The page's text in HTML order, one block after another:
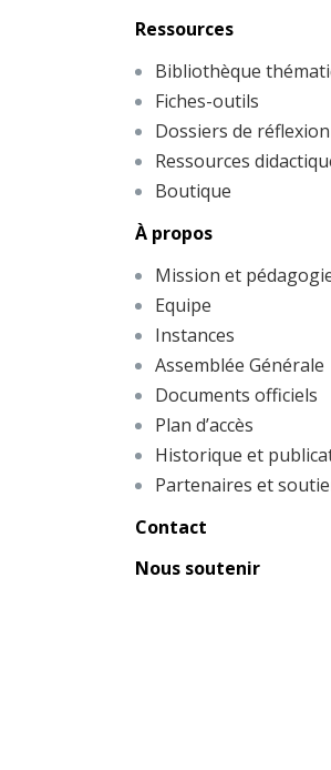
Ressources
Bibliothèque
Fiches-outils
Dossiers de réflexion
Ressources
Boutique
À propos
Mission et
Equipe
Instances
Assemblée Générale
Documents officiels
Plan d’accès
Historique et
Partenaires et
Contact
Nous soutenir